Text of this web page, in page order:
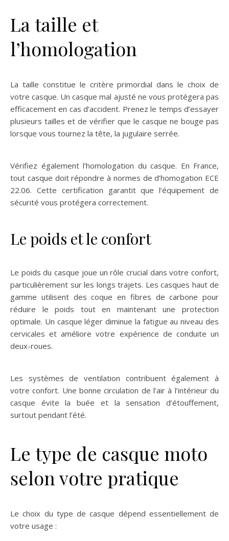
La taille et
l’homologation
La taille constitue le critère primordial dans le choix de
votre casque. Un casque mal ajusté ne vous protégera pas
efficacement en cas d’accident. Prenez le temps d’essayer
plusieurs tailles et de vérifier que le casque ne bouge pas
lorsque vous tournez la tête, la jugulaire serrée.
Vérifiez également l’homologation du casque. En France,
tout casque doit répondre à normes de d’homogation ECE
22.06. Cette certification garantit que l’équipement de
sécurité vous protégera correctement.
Le poids et le confort
Le poids du casque joue un rôle crucial dans votre confort,
particulièrement sur les longs trajets. Les casques haut de
gamme utilisent des coque en fibres de carbone pour
réduire le poids tout en maintenant une protection
optimale. Un casque léger diminue la fatigue au niveau des
cervicales et améliore votre expérience de conduite un
deux-roues.
Les systèmes de ventilation contribuent également à
votre confort. Une bonne circulation de l’air à l’intérieur du
casque évite la buée et la sensation d’étouffement,
surtout pendant l’été.
Le type de casque moto
selon votre pratique
Le choix du type de casque dépend essentiellement de
votre usage :